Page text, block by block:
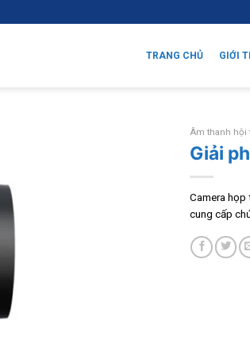
TRANG CHỦ GIỚI
Âm thanh hội
Giải
Camera họp
cung cấp